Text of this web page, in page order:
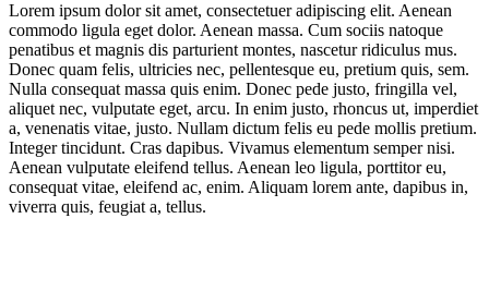
Lorem ipsum dolor sit amet, consectetuer adipiscing elit. Aenean
commodo ligula eget dolor. Aenean massa. Cum sociis natoque
penatibus et magnis dis parturient montes, nascetur ridiculus mus.
Donec quam felis, ultricies nec, pellentesque eu, pretium quis, sem.
Nulla consequat massa quis enim. Donec pede justo, fringilla vel,
aliquet nec, vulputate eget, arcu. In enim justo, rhoncus ut, imperdiet
a, venenatis vitae, justo. Nullam dictum felis eu pede mollis pretium.
Integer tincidunt. Cras dapibus. Vivamus elementum semper nisi.
Aenean vulputate eleifend tellus. Aenean leo ligula, porttitor eu,
consequat vitae, eleifend ac, enim. Aliquam lorem ante, dapibus in,
viverra quis, feugiat a, tellus.